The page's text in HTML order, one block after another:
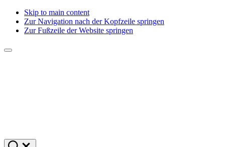
Skip to main content
Zur Navigation nach der Kopfzeile springen
Zur Fußzeile der Website springen
Menü
f1rstlife
Und
Suchen